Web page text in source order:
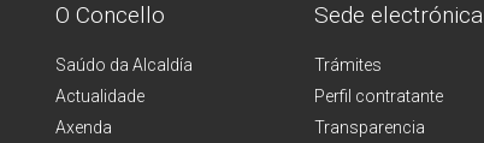
O Concello
Saúdo da Alcaldía
Actualidade
Axenda
Sede electrónica
Trámites
Perfil contratante
Transparencia